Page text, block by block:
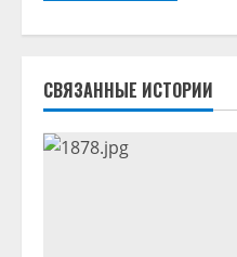
ч
т
СВЯЗАННЫЕ ИСТОРИИ